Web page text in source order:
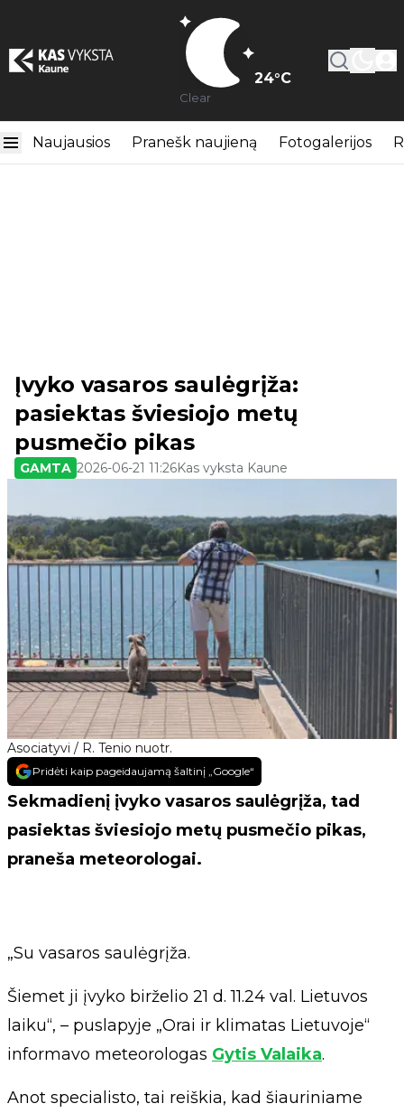
24°C
Clear
Naujausios Pranešk naujieną Fotogalerijos
Asociatyvi / R. Tenio nuotr.
Įvyko vasaros saulėgrįža:
pasiektas šviesiojo metų
pusmečio pikas
GAMTA 2026-06-21 11:26Kas vyksta Kaune
Pridėti kaip pageidaujamą šaltinį „Google“
Sekmadienį įvyko vasaros saulėgrįža, tad
pasiektas šviesiojo metų pusmečio pikas,
praneša meteorologai.
„Su vasaros saulėgrįža.
Šiemet ji įvyko birželio 21 d. 11.24 val. Lietuvos
laiku“, – puslapyje „Orai ir klimatas Lietuvoje“
informavo meteorologas Gytis Valaika.
Anot specialisto, tai reiškia, kad šiauriniame